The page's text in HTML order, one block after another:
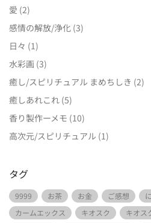
愛 (2)
感情の解放/浄化 (3)
日々 (1)
水彩画 (3)
癒し/スピリチュアル まめちしき (2)
癒しあれこれ (5)
香り製作ーメモ (10)
高次元/スピリチュアル (1)
タグ
9999 お茶 お金 ご感想
カームエックス
キオスク キオス